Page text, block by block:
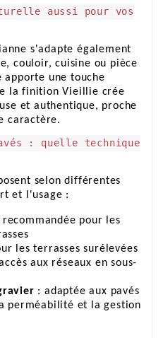
aussi pour vos
s'adapte également
couloir, cuisine ou pièce
apporte une touche
la finition Vieillie crée
et authentique, proche
caractère.
: quelle technique
selon différentes
et l'usage :
recommandée pour les
les terrasses surélevées
aux réseaux en sous-
: adaptée aux pavés
perméabilité et la gestion